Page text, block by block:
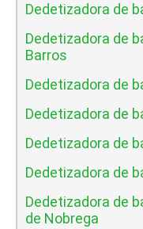
Dedetizadora de
Dedetizadora de
Barros
Dedetizadora de
Dedetizadora de
Dedetizadora de
Dedetizadora de
Dedetizadora de
de Nobrega